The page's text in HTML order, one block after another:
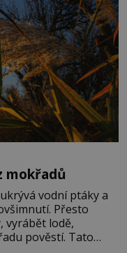
mokřadů
vodní ptáky a
Přesto
vyrábět lodě,
pověstí. Tato